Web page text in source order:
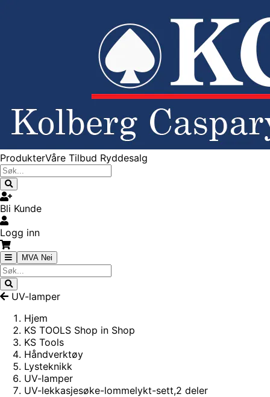
ProdukterVåre Tilbud Ryddesalg
Bli Kunde
Logg inn
MVA Nei
UV-lamper
Hjem
KS TOOLS Shop in Shop
KS Tools
Håndverktøy
Lysteknikk
UV-lamper
UV-lekkasjesøke-lommelykt-sett,2 deler